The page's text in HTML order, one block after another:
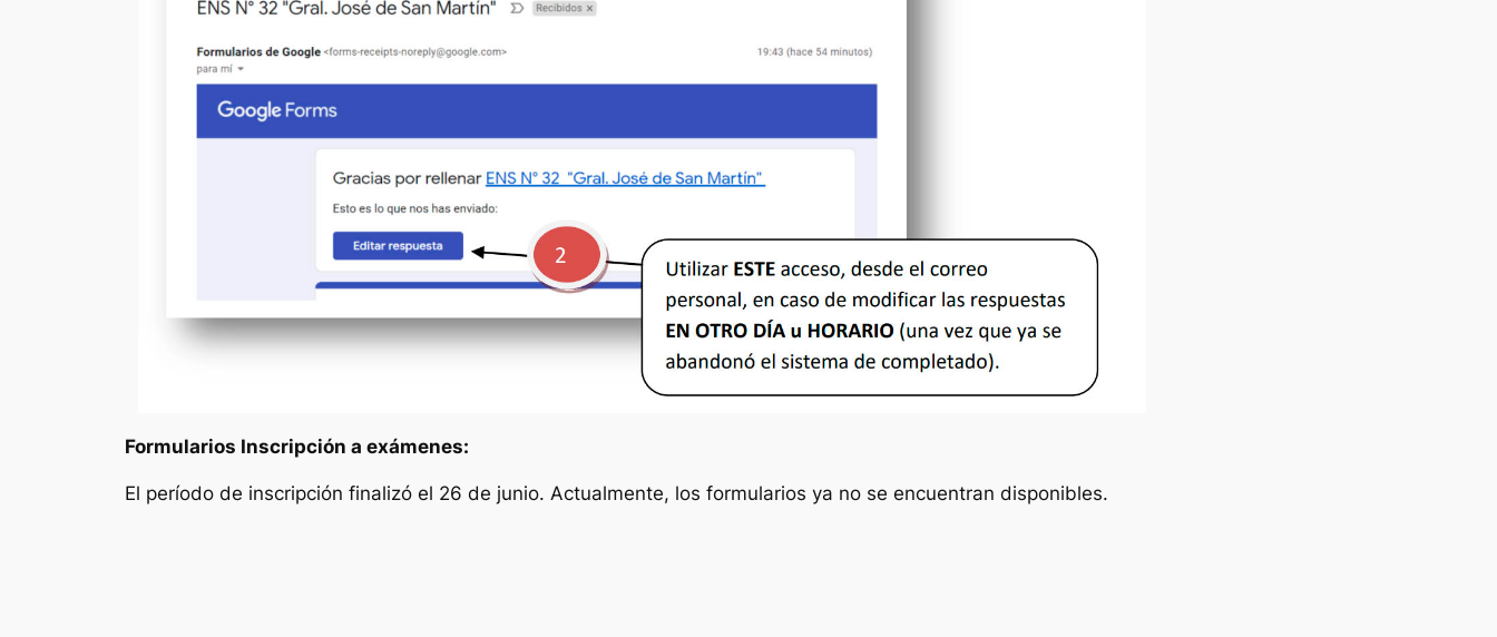
Formularios Inscripción a exámenes:
El período de inscripción finalizó el 26 de junio. Actualmente, los formularios ya no se encuentran disponibles.